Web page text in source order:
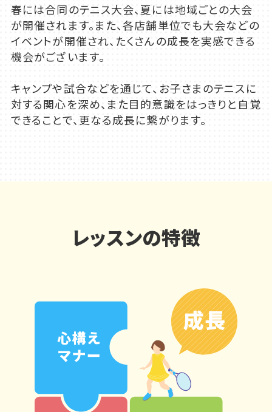
春には合同のテニス大会、夏には地域ごとの大会
が開催されます。また、各店舗単位でも大会などの
イベントが開催され、たくさんの成長を実感できる
機会がございます。
キャンプや試合などを通じて、お子さまのテニスに
対する関心を深め、また目的意識をはっきりと自覚
できることで、更なる成長に繋がります。
レッスンの特徴